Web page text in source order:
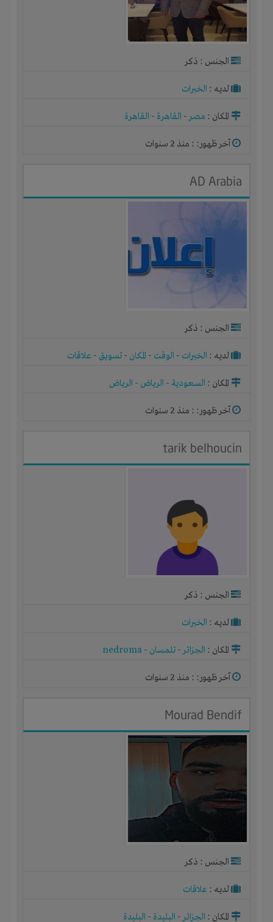
الجنس : ذكر
لديـه : الخبرات
المكان : مصر- القاهرة - القاهرة
آخر ظهور: : منذ 2 سنوات
AD Arabia
الجنس : ذكر
لديـه : الخبرات - الوقت - المكان - تسويق - علاقات
المكان : السعودية - الرياض - الرياض
آخر ظهور: : منذ 2 سنوات
tarik belhoucin
الجنس : ذكر
لديـه : الخبرات
المكان : الجزائر- تلمسان -
nedroma
آخر ظهور: : منذ 2 سنوات
Mourad Bendif
الجنس : ذكر
لديـه : علاقات
المكان : الجزائر- البليدة - البليدة